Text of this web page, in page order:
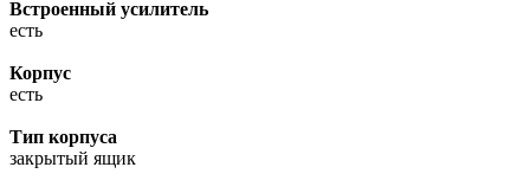
Встроенный усилитель
есть
Корпус
есть
Тип корпуса
закрытый ящик